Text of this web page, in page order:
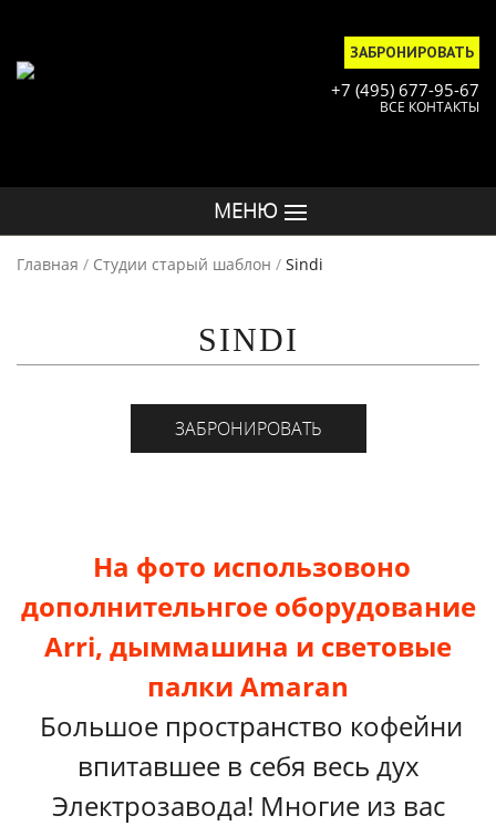
ЗАБРОНИРОВАТЬ
+7 (495) 677-95-67
ВСЕ КОНТАКТЫ
МЕНЮ
Главная / Студии старый шаблон / Sindi
SINDI
ЗАБРОНИРОВАТЬ
На фото использовоно
дополнительнгое оборудование
Arri, дыммашина и световые
палки Amaran
Большое пространство кофейни
впитавшее в себя весь дух
Электрозавода! Многие из вас